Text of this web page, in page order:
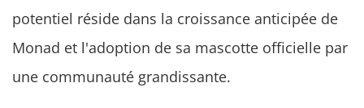
potentiel réside dans la croissance anticipée de
Monad et l'adoption de sa mascotte officielle par
une communauté grandissante.